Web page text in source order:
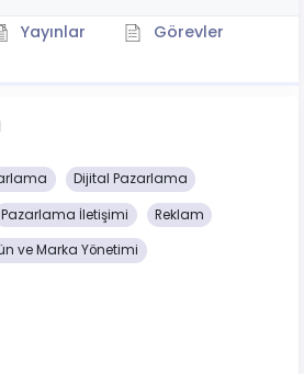
Yayınlar
Görevler
Dijital Pazarlama
Pazarlama İletişimi Reklam
ve Marka Yönetimi